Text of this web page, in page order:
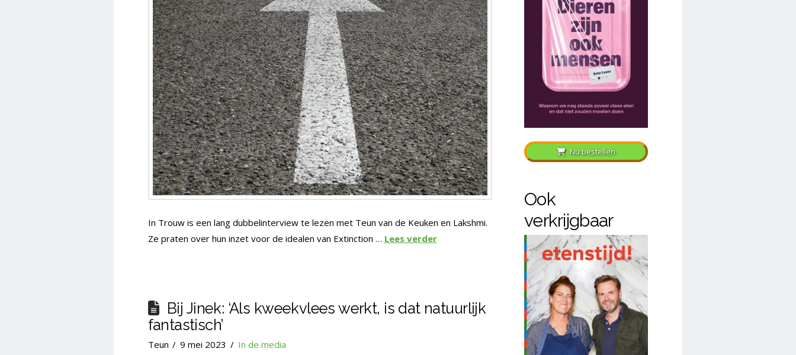
In Trouw is een lang dubbelinterview te lezen met Teun van de Keuken en Lakshmi.
Ze praten over hun inzet voor de idealen van Extinction … Lees verder
Bij Jinek: ‘Als kweekvlees werkt, is dat natuurlijk
fantastisch’
Teun 9 mei 2023 In de media
Nu bestellen
Ook
verkrijgbaar